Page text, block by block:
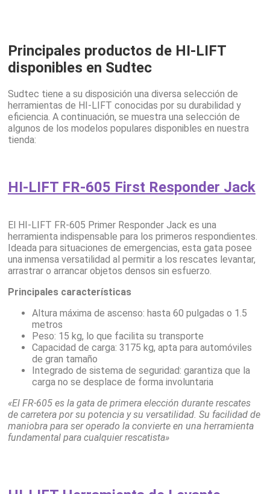
Principales productos de HI-LIFT
disponibles en Sudtec
Sudtec tiene a su disposición una diversa selección de
herramientas de HI-LIFT conocidas por su durabilidad y
eficiencia. A continuación, se muestra una selección de
algunos de los modelos populares disponibles en nuestra
tienda:
HI-LIFT FR-605 First Responder Jack
El HI-LIFT FR-605 Primer Responder Jack es una
herramienta indispensable para los primeros respondientes.
Ideada para situaciones de emergencias, esta gata posee
una inmensa versatilidad al permitir a los rescates levantar,
arrastrar o arrancar objetos densos sin esfuerzo.
Principales características
Altura máxima de ascenso: hasta 60 pulgadas o 1.5
metros
Peso: 15 kg, lo que facilita su transporte
Capacidad de carga: 3175 kg, apta para automóviles
de gran tamaño
Integrado de sistema de seguridad: garantiza que la
carga no se desplace de forma involuntaria
«El FR-605 es la gata de primera elección durante rescates
de carretera por su potencia y su versatilidad. Su facilidad de
maniobra para ser operado la convierte en una herramienta
fundamental para cualquier rescatista»